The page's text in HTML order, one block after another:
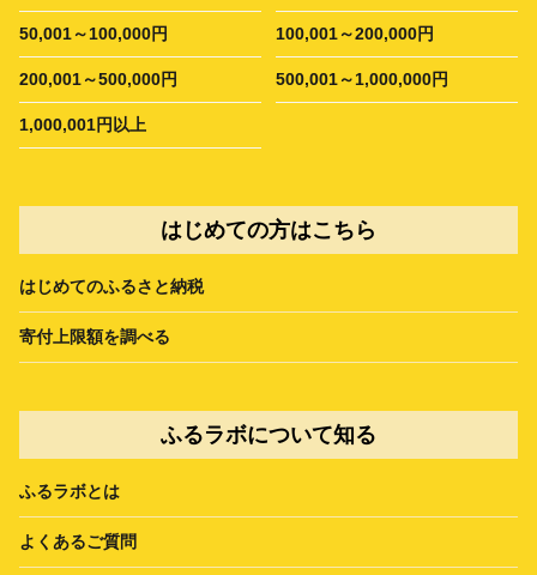
50,001～100,000円 100,001～200,000円
200,001～500,000円 500,001～1,000,000円
1,000,001円以上
はじめての方はこちら
はじめてのふるさと納税
寄付上限額を調べる
ふるラボについて知る
ふるラボとは
よくあるご質問